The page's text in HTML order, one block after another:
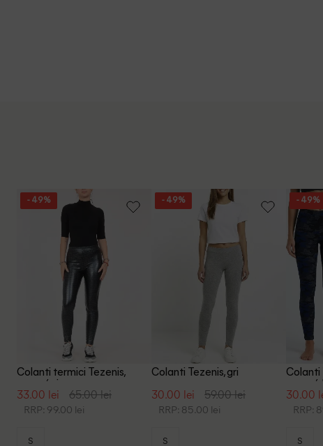
- 49%
Colanti termici Tezenis,
negru/gri
33.00 lei 65.00 lei
RRP: 99.00 lei
S
- 49%
Colanti Tezenis, gri
30.00 lei 59.00 lei
RRP: 85.00 lei
S
- 49%
Colanti
negru/
30.00
RRP:
S